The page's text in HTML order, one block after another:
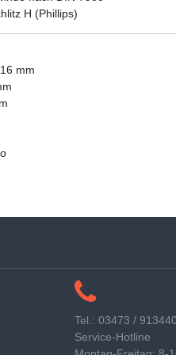
H (Phillips)
mm
Tel.: 03473 /
Service-Hotline